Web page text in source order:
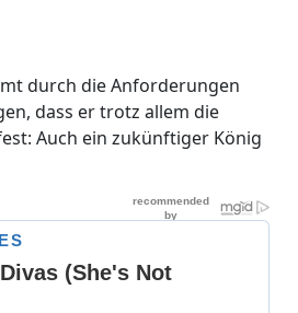
durch die Anforderungen
dass er trotz allem die
Auch ein zukünftiger König